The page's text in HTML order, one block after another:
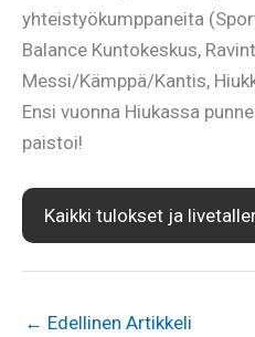
yhteistyökumppaneita
Balance Kuntokeskus,
Messi/Kämppä/Kantis,
Ensi vuonna Hiukassa
paistoi!
Kaikki tulokset ja
← Edellinen Artikkeli